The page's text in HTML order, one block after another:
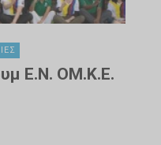
Ε.Ν. ΟΜ.Κ.Ε.